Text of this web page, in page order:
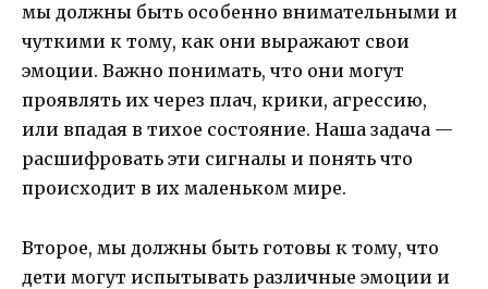
мы должны быть особенно внимательными и
чуткими к тому, как они выражают свои
эмоции. Важно понимать, что они могут
проявлять их через плач, крики, агрессию,
или впадая в тихое состояние. Наша задача —
расшифровать эти сигналы и понять что
происходит в их маленьком мире.
Второе, мы должны быть готовы к тому, что
дети могут испытывать различные эмоции и